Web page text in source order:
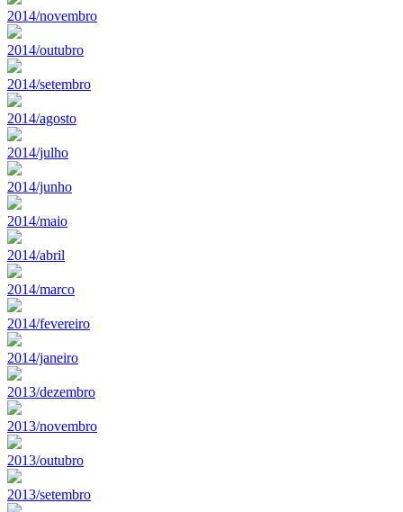
2014/novembro
2014/outubro
2014/setembro
2014/agosto
2014/julho
2014/junho
2014/maio
2014/abril
2014/marco
2014/fevereiro
2014/janeiro
2013/dezembro
2013/novembro
2013/outubro
2013/setembro